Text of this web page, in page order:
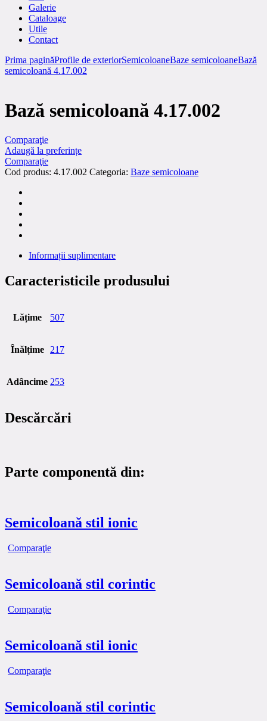
Galerie
Cataloage
Utile
Contact
Prima paginăProfile de exteriorSemicoloaneBaze semicoloaneBază
semicoloană 4.17.002
Bază semicoloană 4.17.002
Comparaţie
Adaugă la preferințe
Comparaţie
Cod produs: 4.17.002 Categoria: Baze semicoloane
Informații suplimentare
Caracteristicile produsului
Lățime 507
Înălțime 217
Adâncime 253
Descărcări
Parte componentă din:
Semicoloană stil ionic
Comparaţie
Semicoloană stil corintic
Comparaţie
Semicoloană stil ionic
Comparaţie
Semicoloană stil corintic